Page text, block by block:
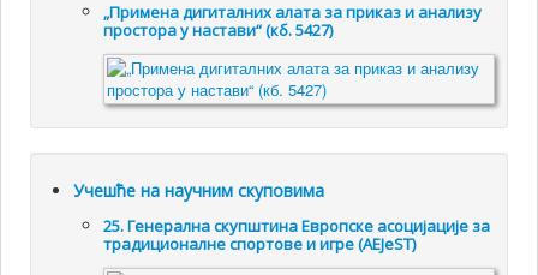
„Примена дигиталних алата за приказ и анализу
простора у настави“ (кб. 5427)
Учешће на научним скуповима
25. Генералнa скупштинa Европске асоцијације за
традиционалне спортове и игре (AEJeST)